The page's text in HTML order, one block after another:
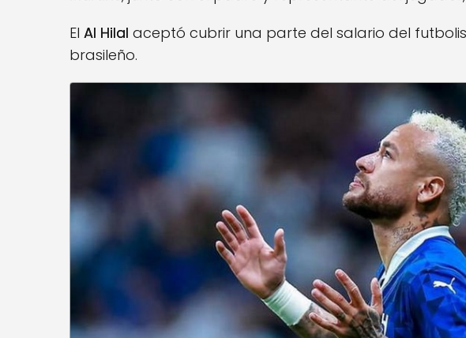
El Al Hilal aceptó cubrir una parte del salario del
brasileño.